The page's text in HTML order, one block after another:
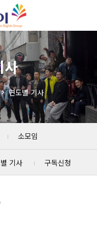
사
연도별 기사
소모임
기사 구독신청